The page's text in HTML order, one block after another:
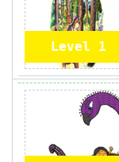
Level 1